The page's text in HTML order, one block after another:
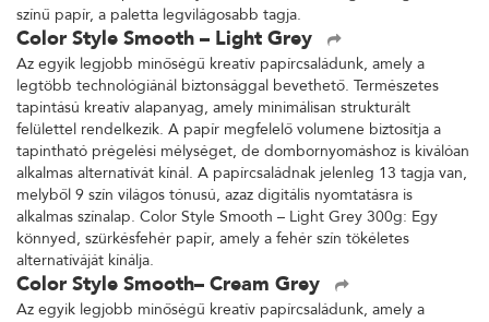
színű papír, a paletta legvilágosabb tagja.
Color Style Smooth – Light Grey
Az egyik legjobb minőségű kreatív papírcsaládunk, amely a
legtöbb technológiánál biztonsággal bevethető. Természetes
tapintású kreatív alapanyag, amely minimálisan strukturált
felülettel rendelkezik. A papír megfelelő volumene biztosítja a
tapintható prégelési mélységet, de dombornyomáshoz is kiválóan
alkalmas alternatívát kínál. A papírcsaládnak jelenleg 13 tagja van,
melyből 9 szín világos tónusú, azaz digitális nyomtatásra is
alkalmas színalap. Color Style Smooth – Light Grey 300g: Egy
könnyed, szürkésfehér papír, amely a fehér szín tökéletes
alternatíváját kínálja.
Color Style Smooth– Cream Grey
Az egyik legjobb minőségű kreatív papírcsaládunk, amely a